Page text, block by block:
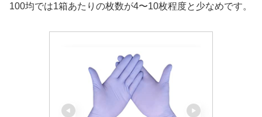
100均では1箱あたりの枚数が4〜10枚程度と少なめです。